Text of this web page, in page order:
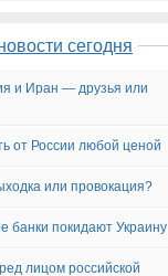
сегодня
и Иран — друзья или
от России любой ценой
или провокация?
банки покидают Украину
лицом российской